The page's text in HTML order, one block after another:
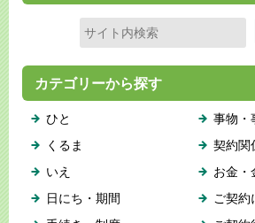
カテゴリーから探す
ひと
くるま
いえ
日にち・期間
事物・
契約関
お金・
ご契約